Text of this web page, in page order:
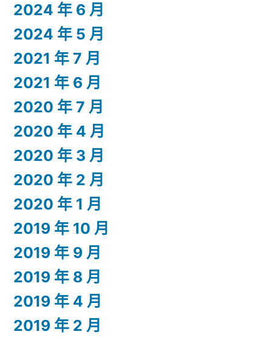
2024 年 6 月
2024 年 5 月
2021 年 7 月
2021 年 6 月
2020 年 7 月
2020 年 4 月
2020 年 3 月
2020 年 2 月
2020 年 1 月
2019 年 10 月
2019 年 9 月
2019 年 8 月
2019 年 4 月
2019 年 2 月